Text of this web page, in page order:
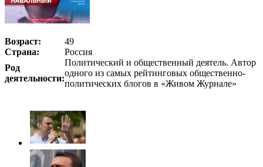
Возраст:
49
Страна:
Россия
Род
деятельности:
Политический и общественный деятель. Автор
одного из самых рейтинговых общественно-
политических блогов в «Живом Журнале»